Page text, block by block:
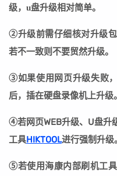
级，u盘升级相对简单。
②升级前需仔细核对升级
若不一致则不要贸然升级。
③如果使用网页升级失败
后，插在硬盘录像机上升级。
④若网页WEB升级、U盘升
工具HIKTOOL进行强制升级。
⑤若使用海康内部刷机工具